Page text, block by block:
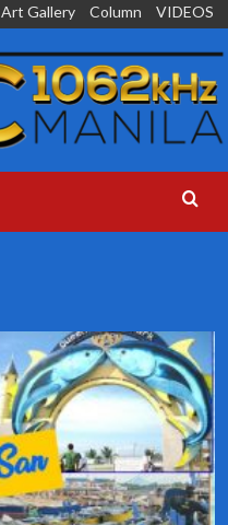
Art Gallery Column VIDEOS